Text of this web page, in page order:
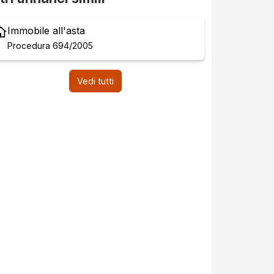
Immobile all'asta
Procedura 694/2005
Vedi tutti